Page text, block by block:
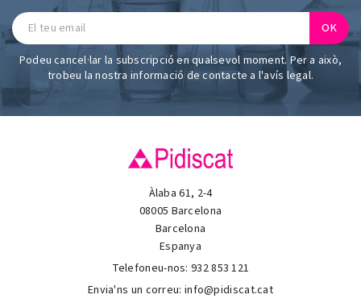
Podeu cancel·lar la subscripció en qualsevol moment. Per a això,
trobeu la nostra informació de contacte a l'avís legal.
Àlaba 61, 2-4
08005 Barcelona
Barcelona
Espanya
Telefoneu-nos:932 853 121
Envia'ns un correu: info@pidiscat.cat